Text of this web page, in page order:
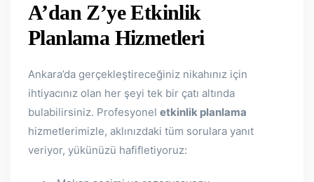
A’dan Z’ye Etkinlik
Planlama Hizmetleri
Ankara’da gerçekleştireceğiniz nikahınız için
ihtiyacınız olan her şeyi tek bir çatı altında
bulabilirsiniz. Profesyonel etkinlik planlama
hizmetlerimizle, aklınızdaki tüm sorulara yanıt
veriyor, yükünüzü hafifletiyoruz: